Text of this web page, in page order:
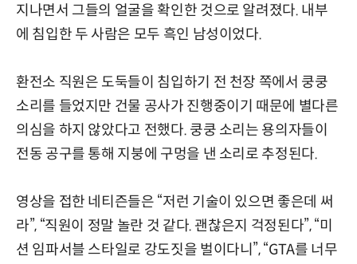
지나면서 그들의 얼굴을 확인한 것으로 알려졌다. 내부
에 침입한 두 사람은 모두 흑인 남성이었다.
환전소 직원은 도둑들이 침입하기 전 천장 쪽에서 쿵쿵
소리를 들었지만 건물 공사가 진행중이기 때문에 별다른
의심을 하지 않았다고 전했다. 쿵쿵 소리는 용의자들이
전동 공구를 통해 지붕에 구멍을 낸 소리로 추정된다.
영상을 접한 네티즌들은 “저런 기술이 있으면 좋은데 써
라”, “직원이 정말 놀란 것 같다. 괜찮은지 걱정된다”, “미
션 임파서블 스타일로 강도짓을 벌이다니”, “GTA를 너무